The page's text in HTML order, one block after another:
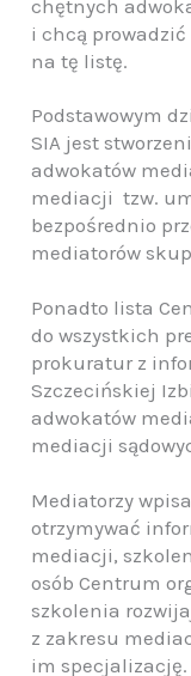
chętnych
i chcą prowadzić
na tę listę.
Podstawowym
SIA jest
adwokatów
mediacji tzw.
bezpośrednio
mediatorów
Ponadto lista
do wszystkich
prokuratur z
Szczecińskiej
adwokatów
mediacji
Mediatorzy
otrzymywać
mediacji,
osób Centrum
szkolenia
z zakresu
im specjalizację.